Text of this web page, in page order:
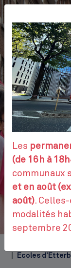
Ecoles
Les
(de 16h à
communaux
et en août
août).
modalités
septembre